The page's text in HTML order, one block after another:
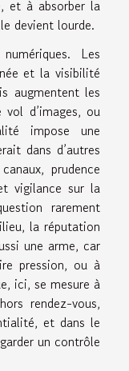
et à absorber la
devient lourde.
Les
et la visibilité
augmentent les
d’images, ou
impose une
dans d’autres
prudence
vigilance sur la
rarement
la réputation
une arme, car
pression, ou à
ici, se mesure à
rendez-vous,
et dans le
un contrôle